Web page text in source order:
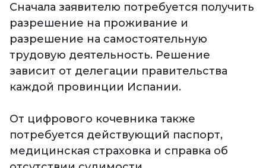
Сначала заявителю потребуется получить
разрешение на проживание и
разрешение на самостоятельную
трудовую деятельность. Решение
зависит от делегации правительства
каждой провинции Испании.
От цифрового кочевника также
потребуется действующий паспорт,
медицинская страховка и справка об